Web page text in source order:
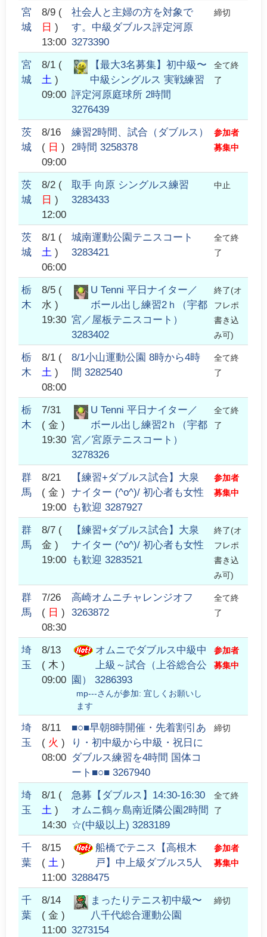
宮
城
8/9 (
日 )
13:00
社会人と主婦の方を対象で
す。中級ダブルス評定河原
3273390
締切
宮
城
8/1 (
土 )
09:00
【最大3名募集】初中級〜
中級シングルス 実戦練習
評定河原庭球所 2時間
3276439
全て終
了
茨
城
8/16
( 日 )
09:00
練習2時間、試合（ダブルス）
2時間 3258378
参加者
募集中
茨
城
8/2 (
日 )
12:00
取手 向原 シングルス練習
3283433
中止
茨
城
8/1 (
土 )
06:00
城南運動公園テニスコート
3283421
全て終
了
栃
木
8/5(
水 )
19:30
U Tenni 平日ナイター／
ボール出し練習2ｈ（宇都
宮／屋板テニスコート）
3283402
終了(オ
フレポ
書き込
み可)
栃
木
8/1 (
土 )
08:00
8/1小山運動公園 8時から4時
間 3282540
全て終
了
栃
木
7/31
( 金 )
19:30
U Tenni 平日ナイター／
ボール出し練習2ｈ（宇都
宮／宮原テニスコート）
3278326
全て終
了
群
馬
8/21
( 金 )
19:00
【練習+ダブルス試合】大泉
ナイター (^o^)/ 初心者も女性
も歓迎 3287927
参加者
募集中
群
馬
8/7(
金 )
19:00
【練習+ダブルス試合】大泉
ナイター (^o^)/ 初心者も女性
も歓迎 3283521
終了(オ
フレポ
書き込
み可)
群
馬
7/26
( 日 )
08:30
高崎オムニチャレンジオフ
3263872
全て終
了
埼
玉
8/13
( 木 )
09:00
オムニでダブルス中級中
上級～試合（上谷総合公
園） 3286393
mp---さんが参加:宜しくお願いし
ます
参加者
募集中
埼
玉
8/11
( 火 )
08:00
■○■早朝8時開催・先着割引あ
り・初中級から中級・祝日に
ダブルス練習を4時間 国体コ
ート■○■ 3267940
締切
埼
玉
8/1 (
土 )
14:30
急募【ダブルス】14:30-16:30
オムニ鶴ヶ島南近隣公園2時間
☆(中級以上) 3283189
全て終
了
千
葉
8/15
( 土 )
11:00
船橋でテニス【高根木
戸】中上級ダブルス5人
3288475
参加者
募集中
千
葉
8/14
( 金 )
11:00
まったりテニス初中級〜
八千代総合運動公園
3273154
締切